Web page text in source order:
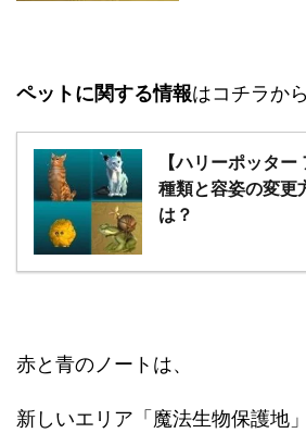
ペットに関する情報はコチラか
【ハリーポッタ
種類と容姿の変更
は？
赤と青のノートは、
新しいエリア「魔法生物保護地